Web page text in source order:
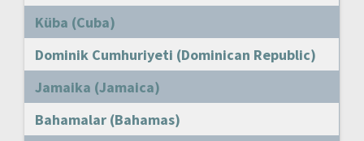
Küba (Cuba)
Dominik Cumhuriyeti (Dominican Republic)
Jamaika (Jamaica)
Bahamalar (Bahamas)